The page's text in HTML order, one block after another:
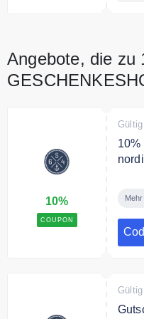
Angebote, die zu
10%
COUPON
10%
die